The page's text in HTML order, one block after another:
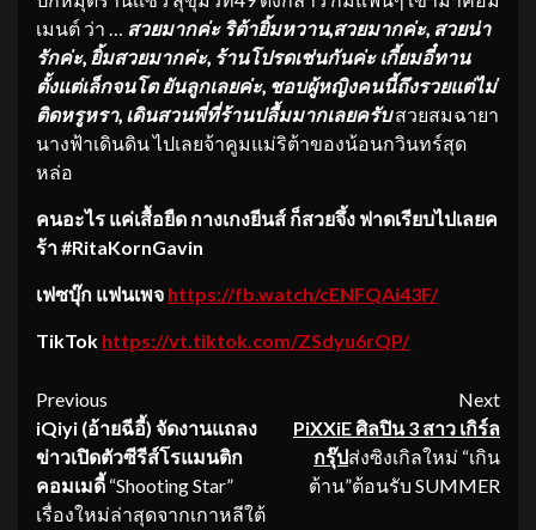
เมนต์ ว่า …
สวยมากค่ะ ริต้ายิ้มหวาน,สวยมากค่ะ, สวยน่า
รักค่ะ, ยิ้มสวยมากค่ะ, ร้านโปรดเช่นกันค่ะ เกี้ยมอี๋ทาน
ตั้งแต่เล็กจนโต ยันลูกเลยค่ะ, ชอบผู้หญิงคนนี้ถึงรวยแต่ไม่
ติดหรูหรา, เดินสวนพี่ที่ร้านปลื้มมากเลยครับสวยสมฉายา
นางฟ้าเดินดิน ไปเลยจ้าคูมแม่ริต้าของน้อนกวินทร์สุด
หล่อ
คนอะไร แค่เสื้อยืด กางเกงยีนส์ ก็สวยจึ้ง ฟาดเรียบไปเลยค
ร้า#RitaKornGavin
เฟซบุ๊ก แฟนเพจ https://fb.watch/cENFQAi43F/
TikTok https://vt.tiktok.com/ZSdyu6rQP/
Continue
Reading
Previous
iQiyi (อ้ายฉีอี้) จัดงานแถลง
ข่าวเปิดตัวซีรีส์โรแมนติก
คอมเมดี้ “Shooting Star”
เรื่องใหม่ล่าสุดจากเกาหลีใต้
Next
PiXXiE ศิลปิน 3 สาว เกิร์ล
กรุ๊ปส่งซิงเกิลใหม่ “เกิน
ต้าน”ต้อนรับ SUMMER